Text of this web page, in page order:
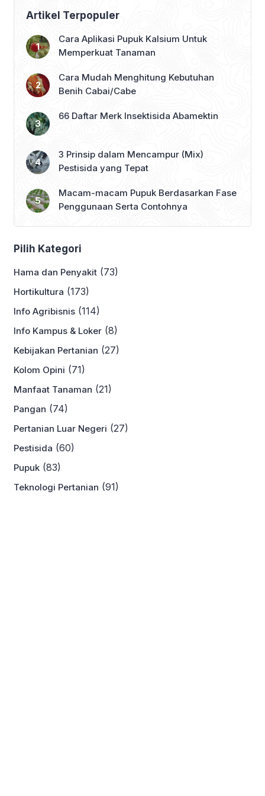
Artikel Terpopuler
Cara Aplikasi Pupuk Kalsium Untuk
Memperkuat Tanaman
Cara Mudah Menghitung Kebutuhan
Benih Cabai/Cabe
66 Daftar Merk Insektisida Abamektin
3 Prinsip dalam Mencampur (Mix)
Pestisida yang Tepat
Macam-macam Pupuk Berdasarkan Fase
Penggunaan Serta Contohnya
Pilih Kategori
Hama dan Penyakit (73)
Hortikultura (173)
Info Agribisnis (114)
Info Kampus & Loker (8)
Kebijakan Pertanian (27)
Kolom Opini (71)
Manfaat Tanaman (21)
Pangan (74)
Pertanian Luar Negeri (27)
Pestisida (60)
Pupuk (83)
Teknologi Pertanian (91)